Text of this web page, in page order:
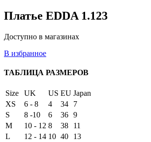
Платье EDDA 1.123
Доступно в магазинах
В избранное
ТАБЛИЦА РАЗМЕРОВ
Size UK US EU Japan
XS
6 - 8 4 34
7
S
8 -10 6 36 9
M
10 - 12 8 38
11
L
12 - 14 10 40
13